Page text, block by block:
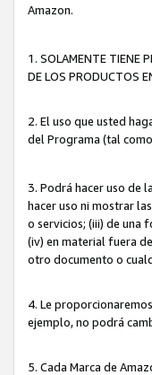
Amazon.
1. SOLAMENTE TIENE
DE LOS PRODUCTOS
2. El uso que usted
del Programa (tal
3. Podrá hacer uso de
hacer uso ni mostrar
o servicios; (iii) de una
(iv) en material fuera
otro documento o
4. Le
ejemplo, no podrá
5. Cada Marca de